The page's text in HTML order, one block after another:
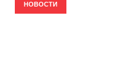
НОВОСТИ